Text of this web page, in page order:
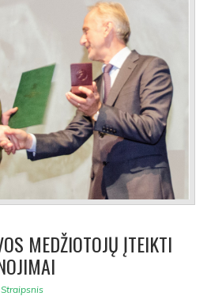
MEDŽIOTOJŲ ĮTEIKTI
Straipsnis